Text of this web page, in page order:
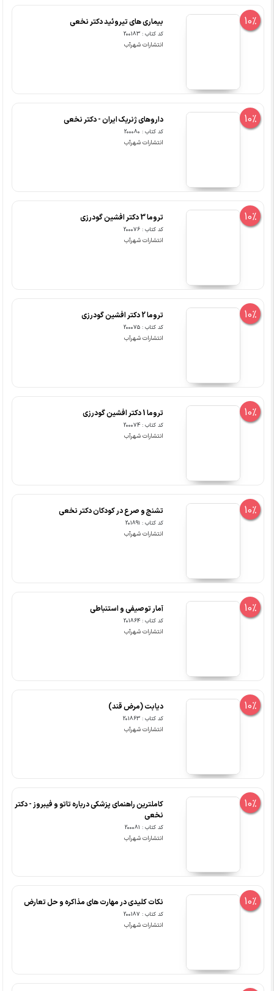
10% بیماری های تیروئید دکتر نخعی
کد کتاب : 200183
انتشارات شهرآب
10% داروهای ژنریک ایران - دکتر نخعی
کد کتاب : 200080
انتشارات شهرآب
10% تروما 3 دکتر افشین گودرزی
کد کتاب : 200076
انتشارات شهرآب
10% تروما 2 دکتر افشین گودرزی
کد کتاب : 200075
انتشارات شهرآب
10% تروما 1 دکتر افشین گودرزی
کد کتاب : 200074
انتشارات شهرآب
10% تشنج و صرع در کودکان دکتر نخعی
کد کتاب : 201891
انتشارات شهرآب
10% آمار توصیفی و استنباطی
کد کتاب : 201864
انتشارات شهرآب
10% دیابت (مرض قند)
کد کتاب : 201863
انتشارات شهرآب
10%
کاملترین راهنمای پزشکی درباره تاتو و فیبروز - دکتر
نخعی
کد کتاب : 200081
انتشارات شهرآب
10% نکات کلیدی در مهارت های مذاکره و حل تعارض
کد کتاب : 200187
انتشارات شهرآب